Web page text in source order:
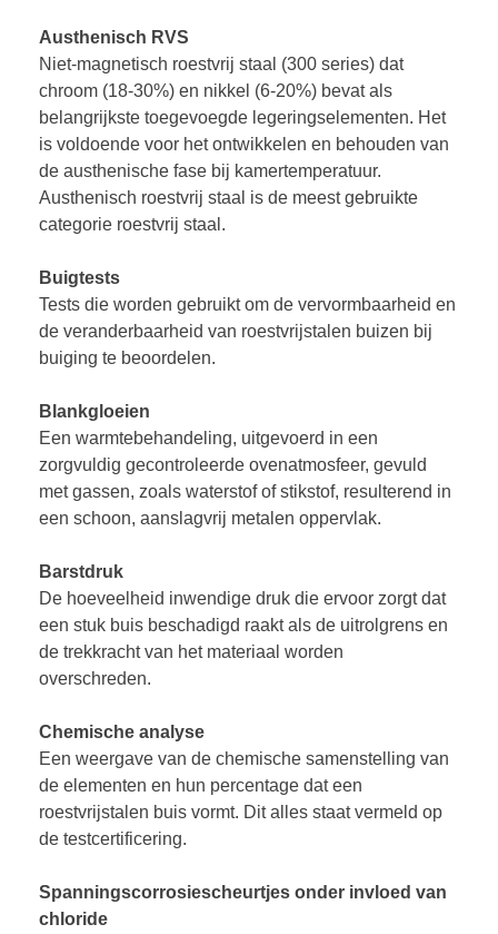
Austhenisch RVS
Niet-magnetisch roestvrij staal (300 series) dat
chroom (18-30%) en nikkel (6-20%) bevat als
belangrijkste toegevoegde legeringselementen. Het
is voldoende voor het ontwikkelen en behouden van
de austhenische fase bij kamertemperatuur.
Austhenisch roestvrij staal is de meest gebruikte
categorie roestvrij staal.
Buigtests
Tests die worden gebruikt om de vervormbaarheid en
de veranderbaarheid van roestvrijstalen buizen bij
buiging te beoordelen.
Blankgloeien
Een warmtebehandeling, uitgevoerd in een
zorgvuldig gecontroleerde ovenatmosfeer, gevuld
met gassen, zoals waterstof of stikstof, resulterend in
een schoon, aanslagvrij metalen oppervlak.
Barstdruk
De hoeveelheid inwendige druk die ervoor zorgt dat
een stuk buis beschadigd raakt als de uitrolgrens en
de trekkracht van het materiaal worden
overschreden.
Chemische analyse
Een weergave van de chemische samenstelling van
de elementen en hun percentage dat een
roestvrijstalen buis vormt. Dit alles staat vermeld op
de testcertificering.
Spanningscorrosiescheurtjes onder invloed van
chloride